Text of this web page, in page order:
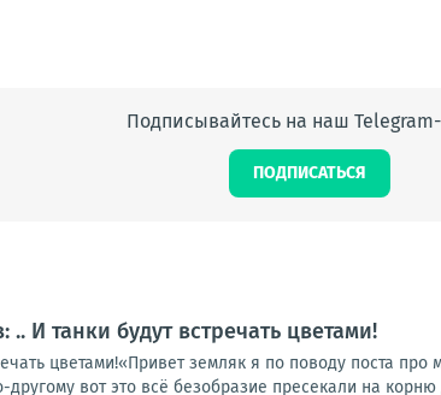
Подписывайтесь на наш
ПОДПИСАТЬСЯ
.. И танки будут встречать цветами!
цветами!«Привет земляк я по поводу поста
вот это всё безобразие пресекали на